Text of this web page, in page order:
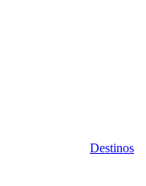
Destinos